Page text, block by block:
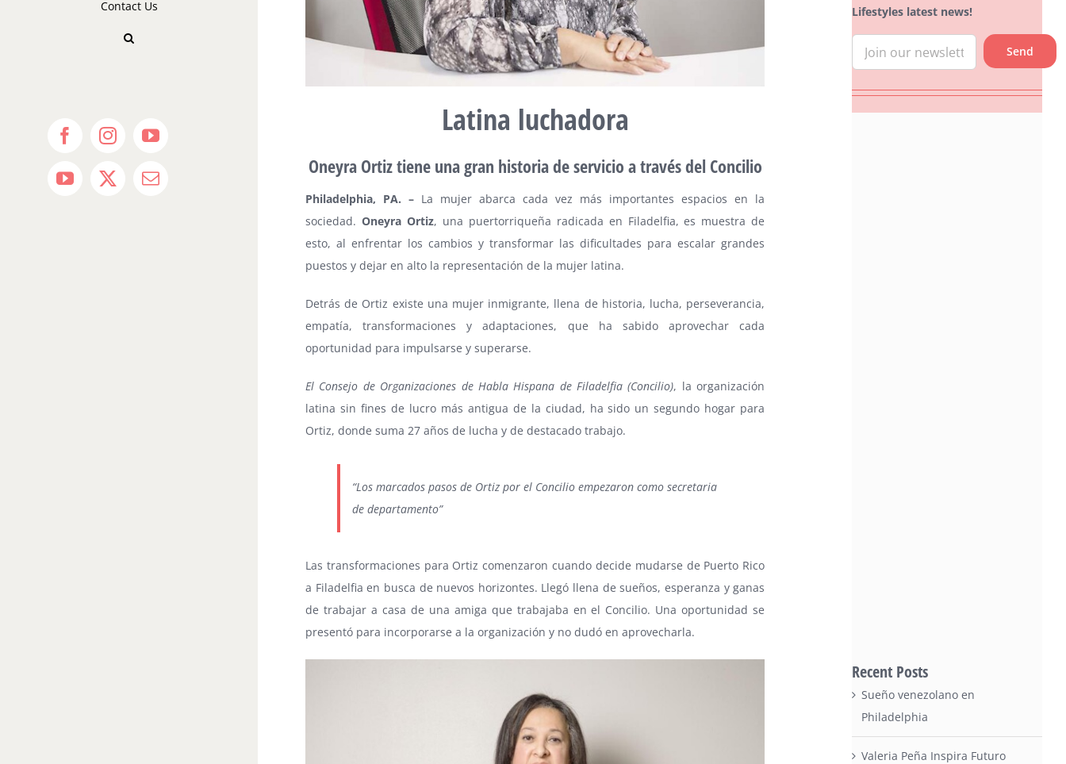
Contact Us
FacebookInstagramYouTube
YouTube
X Email
Latina luchadora
Oneyra Ortiz tiene una gran historia de servicio a través del Concilio
Philadelphia, PA. – La mujer abarca cada vez más importantes espacios en la
sociedad. Oneyra Ortiz, una puertorriqueña radicada en Filadelfia, es muestra de
esto, al enfrentar los cambios y transformar las dificultades para escalar grandes
puestos y dejar en alto la representación de la mujer latina.
Detrás de Ortiz existe una mujer inmigrante, llena de historia, lucha, perseverancia,
empatía, transformaciones y adaptaciones, que ha sabido aprovechar cada
oportunidad para impulsarse y superarse.
El Consejo de Organizaciones de Habla Hispana de Filadelfia (Concilio), la organización
latina sin fines de lucro más antigua de la ciudad, ha sido un segundo hogar para
Ortiz, donde suma 27 años de lucha y de destacado trabajo.
“Los marcados pasos de Ortiz por el Concilio empezaron como secretaria
de departamento”
Las transformaciones para Ortiz comenzaron cuando decide mudarse de Puerto Rico
a Filadelfia en busca de nuevos horizontes. Llegó llena de sueños, esperanza y ganas
de trabajar a casa de una amiga que trabajaba en el Concilio. Una oportunidad se
presentó para incorporarse a la organización y no dudó en aprovecharla.
Lifestyles latest news!
Recent Posts
Sueño venezolano en
Philadelphia
Valeria Peña Inspira Futuro